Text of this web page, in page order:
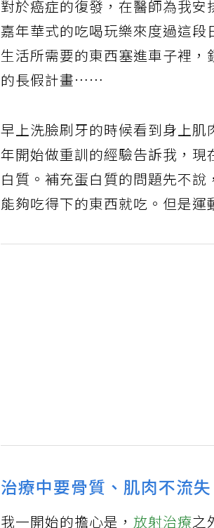
對於癌症的復發，在醫師為我
嘉年華式的吃喝玩樂來度過這
生活所需要的東西塞進車子裡
的長假計畫……
早上洗臉刷牙的時候看到身上
年開始做重訓的經驗告訴我，
白質。補充蛋白質的問題先不
能夠吃得下的東西就吃。但是運
治療中要骨質、肌肉不流